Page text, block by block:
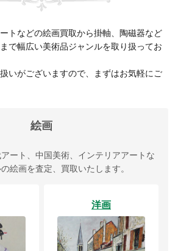
トなどの絵画買取から掛軸、陶磁器など
で幅広い美術品ジャンルを取り扱ってお
いがございますので、まずはお気軽にご
絵画
ート、中国美術、インテリアアートな
絵画を査定、買取いたします。
洋画